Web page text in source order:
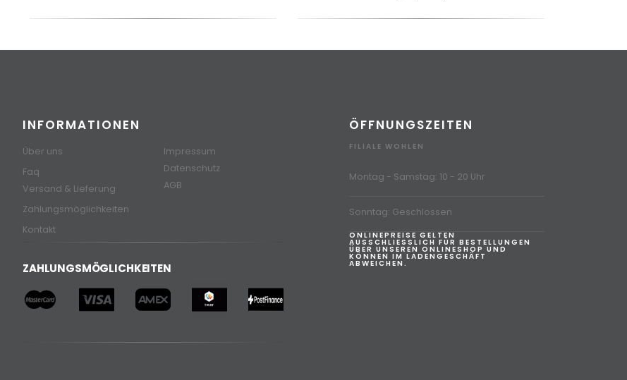
INFORMATIONEN
Über uns
Faq
Versand & Lieferung
Zahlungsmöglichkeiten
Kontakt
Impressum
Datenschutz
AGB
ZAHLUNGSMÖGLICHKEITEN
ÖFFNUNGSZEITEN
FILIALE WOHLEN
Montag - Samstag: 10 - 20 Uhr
Sonntag: Geschlossen
ONLINEPREISE GELTEN
AUSSCHLIESSLICH FÜR BESTELLUNGEN
ÜBER UNSEREN ONLINESHOP UND
KÖNNEN IM LADENGESCHÄFT
ABWEICHEN.